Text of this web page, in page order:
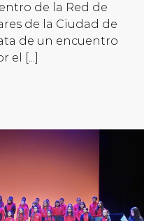
de la Red de
de la Ciudad de
de un encuentro
el [...]